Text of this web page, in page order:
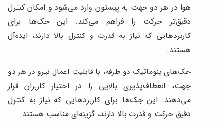
هوا در هر دو جهت به پیستون وارد می‌شود و امکان کنترل
دقیق‌تر حرکت را فراهم می‌کند. این جک‌ها برای
کاربردهایی که نیاز به قدرت و کنترل بالا دارند، ایده‌آل
هستند.
جک‌های پنوماتیک دو طرفه، با قابلیت اعمال نیرو در هر دو
جهت، انعطاف‌پذیری بالایی را در اختیار کاربران قرار
می‌دهند. این جک‌ها برای کاربردهایی که نیاز به کنترل
دقیق حرکت و قدرت بالا دارند، گزینه‌ای مناسب هستند.